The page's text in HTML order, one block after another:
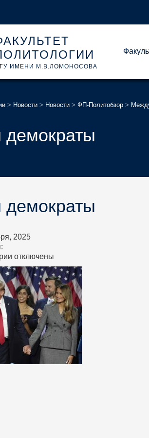
ИМЕНИ М.В.ЛОМОНОСОВА
> Новости > Новости > ФП-Политобзор >
2025
к
записи
Трамп
и
демократы
отключены